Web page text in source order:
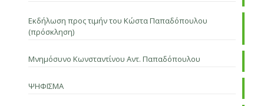
Εκδήλωση προς τιμήν του Κώστα Παπαδόπουλου
(πρόσκληση)
Μνημόσυνο Κωνσταντίνου Αντ. Παπαδόπουλου
ΨΗΦΙΣΜΑ